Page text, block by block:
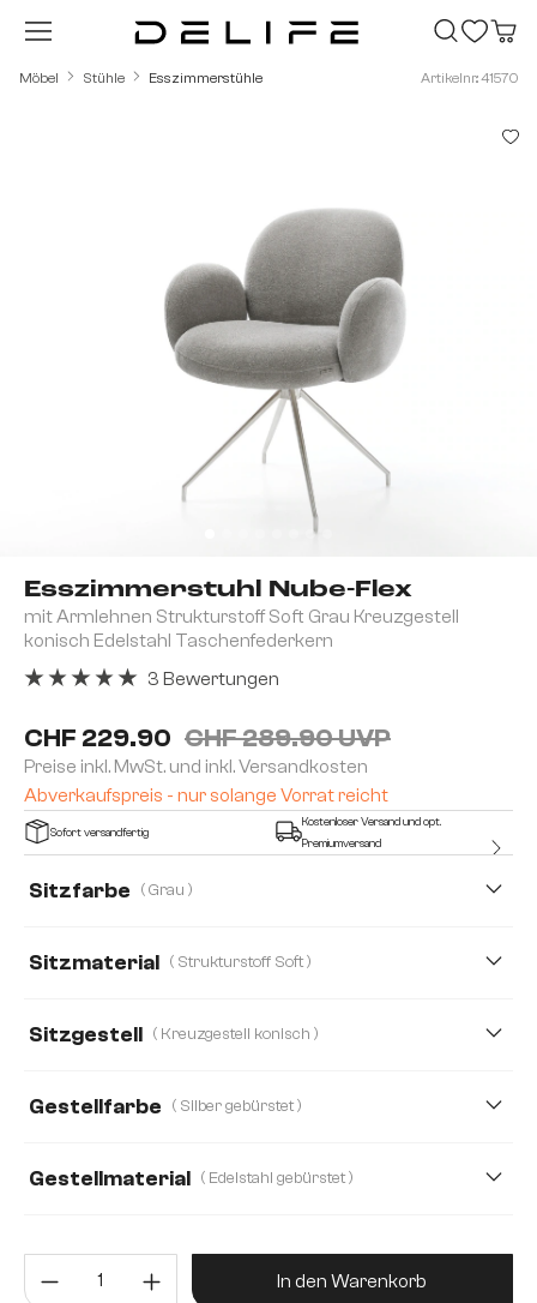
Zum Hauptinhalt springen
Möbel Stühle Esszimmerstühle Artikelnr.: 41570
Esszimmerstuhl Nube-Flex
mit Armlehnen Strukturstoff Soft Grau Kreuzgestell
konisch Edelstahl Taschenfederkern
CHF 229.90 CHF 289.90 UVP
Preise inkl. MwSt. und inkl. Versandkosten
Abverkaufspreis - nur solange Vorrat reicht
3 Bewertungen
Sofort versandfertig
Kostenloser Versand und opt.
Premiumversand
Sitzfarbe ( Grau )
Sitzmaterial ( Strukturstoff Soft )
Webstoff Soft
Sitzgestell ( Kreuzgestell konisch )
Gestellfarbe ( Silber gebürstet )
Gestellmaterial ( Edelstahl gebürstet )
Produkt Anzahl: Gib den
In den Warenkorb